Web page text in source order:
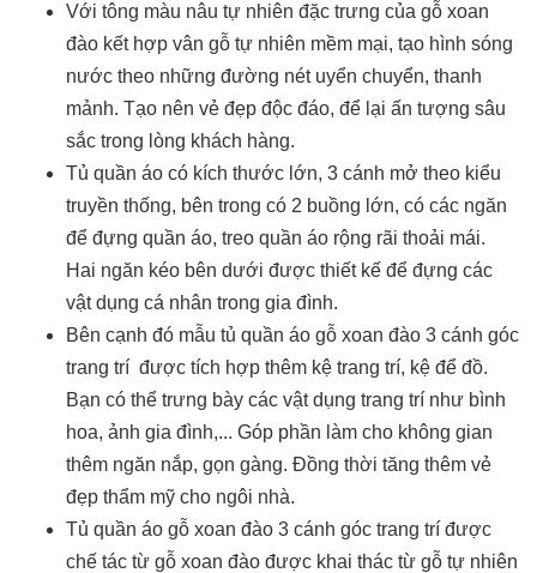
Với tông màu nâu tự nhiên đặc trưng của gỗ xoan
đào kết hợp vân gỗ tự nhiên mềm mại, tạo hình sóng
nước theo những đường nét uyển chuyển, thanh
mảnh. Tạo nên vẻ đẹp độc đáo, để lại ấn tượng sâu
sắc trong lòng khách hàng.
Tủ quần áo có kích thước lớn, 3 cánh mở theo kiểu
truyền thống, bên trong có 2 buồng lớn, có các ngăn
để đựng quần áo, treo quần áo rộng rãi thoải mái.
Hai ngăn kéo bên dưới được thiết kế để đựng các
vật dụng cá nhân trong gia đình.
Bên cạnh đó mẫu tủ quần áo gỗ xoan đào 3 cánh góc
trang trí được tích hợp thêm kệ trang trí, kệ để đồ.
Bạn có thể trưng bày các vật dụng trang trí như bình
hoa, ảnh gia đình,... Góp phần làm cho không gian
thêm ngăn nắp, gọn gàng. Đồng thời tăng thêm vẻ
đẹp thẩm mỹ cho ngôi nhà.
Tủ quần áo gỗ xoan đào 3 cánh góc trang trí được
chế tác từ gỗ xoan đào được khai thác từ gỗ tự nhiên